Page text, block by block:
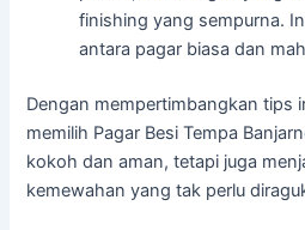
finishing yang sempurna.
antara pagar biasa dan
Dengan mempertimbangkan tips
memilih Pagar Besi Tempa
kokoh dan aman, tetapi juga
kemewahan yang tak perlu